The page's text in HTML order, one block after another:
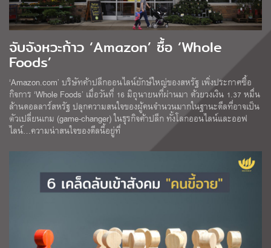
จับจังหวะก้าว ‘Amazon’ ซื้อ ‘Whole
Foods’
‘Amazon.com’ บริษัทค้าปลีกออนไลน์ยักษ์ใหญ่ของสหรัฐ เพิ่งประกาศซื้อ
กิจการ ‘Whole Foods’ เมื่อวันที่ 16 มิถุนายนที่ผ่านมา ด้วยวงเงิน 1.37 หมื่น
ล้านดอลลาร์สหรัฐ ปลุกความสนใจของผู้คนจำนวนมากในฐานะดีลที่อาจเป็น
ตัวเปลี่ยนเกม (game-changer) ในธุรกิจค้าปลีก ทั้งโลกออนไลน์และออฟ
ไลน์…ความน่าสนใจของดีลนี้อยู่ที่